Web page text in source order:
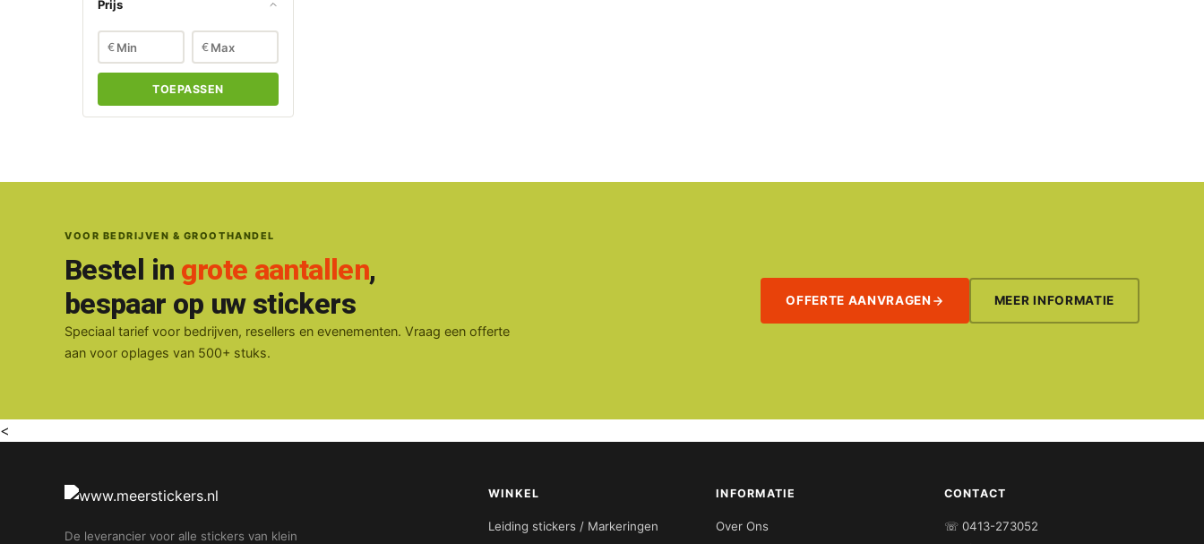
Prijs
€ €
TOEPASSEN
VOOR BEDRIJVEN & GROOTHANDEL
Bestel in grote aantallen,
bespaar op uw stickers
Speciaal tarief voor bedrijven, resellers en evenementen. Vraag een offerte
aan voor oplages van 500+ stuks.
OFFERTE AANVRAGEN MEER INFORMATIE
<
De leverancier voor alle stickers van klein
WINKEL
Leiding stickers / Markeringen
INFORMATIE
Over Ons
CONTACT
☏ 0413-273052